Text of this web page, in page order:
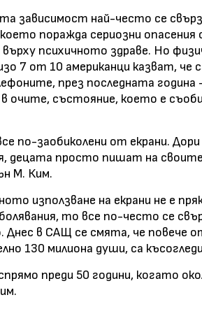
зависимост най-често се
поражда сериозни опасения
психичното здраве. Но
7 от 10 американци казват, че
през последната
очите, състояние, което е
по-заобиколени от екрани.
децата просто пишат на своите
М. Ким.
използване на екрани не е
то все по-често се
Днес в САЩ се смята, че повече
130 милиона души, са
спрямо преди 50 години, когато